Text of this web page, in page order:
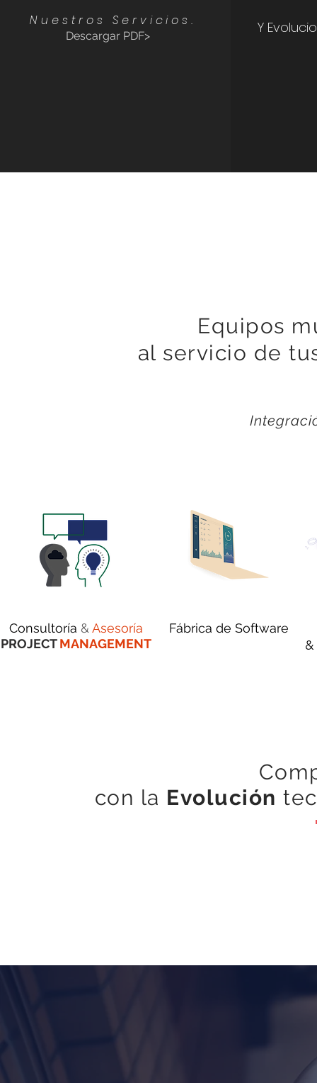
Nuestros Servicios.
Descargar PDF> Y
Equipos
al servicio de
Consultoría & Asesoría
PROJECTMANAGEMENT
Fábrica de Software
&
con la Evolución